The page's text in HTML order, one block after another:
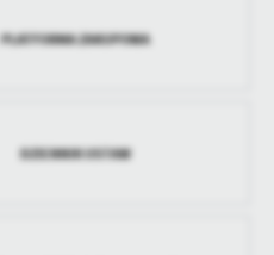
PLATFORMA ZAKUPOWA
DZIENNIK USTAW